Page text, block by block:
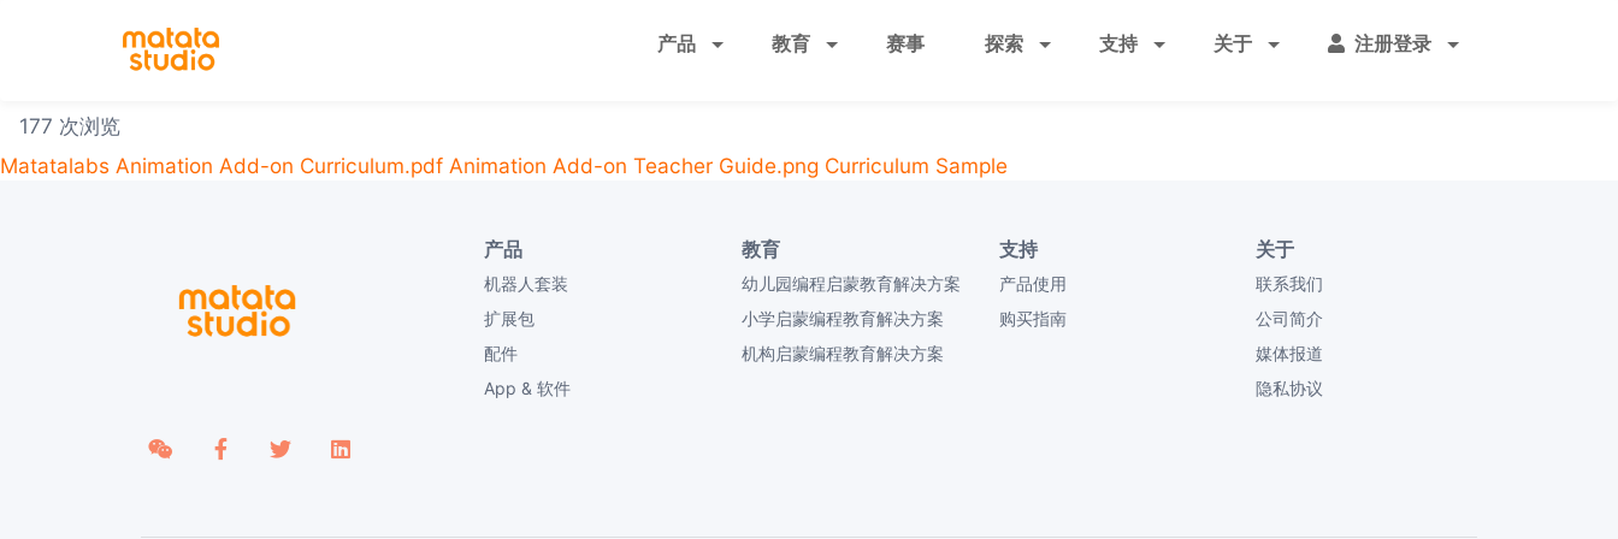
转
内
产品 教育 赛事 探索 支持 关于 注册登录
177 次浏览
Matatalabs Animation Add-on Curriculum.pdf Animation Add-on Teacher Guide.png Curriculum Sample
产品
机器人套装
扩展包
配件
App & 软件
教育
幼儿园编程启蒙教育解决方案
小学启蒙编程教育解决方案
机构启蒙编程教育解决方案
支持
产品使用
购买指南
关于
联系我们
公司简介
媒体报道
隐私协议